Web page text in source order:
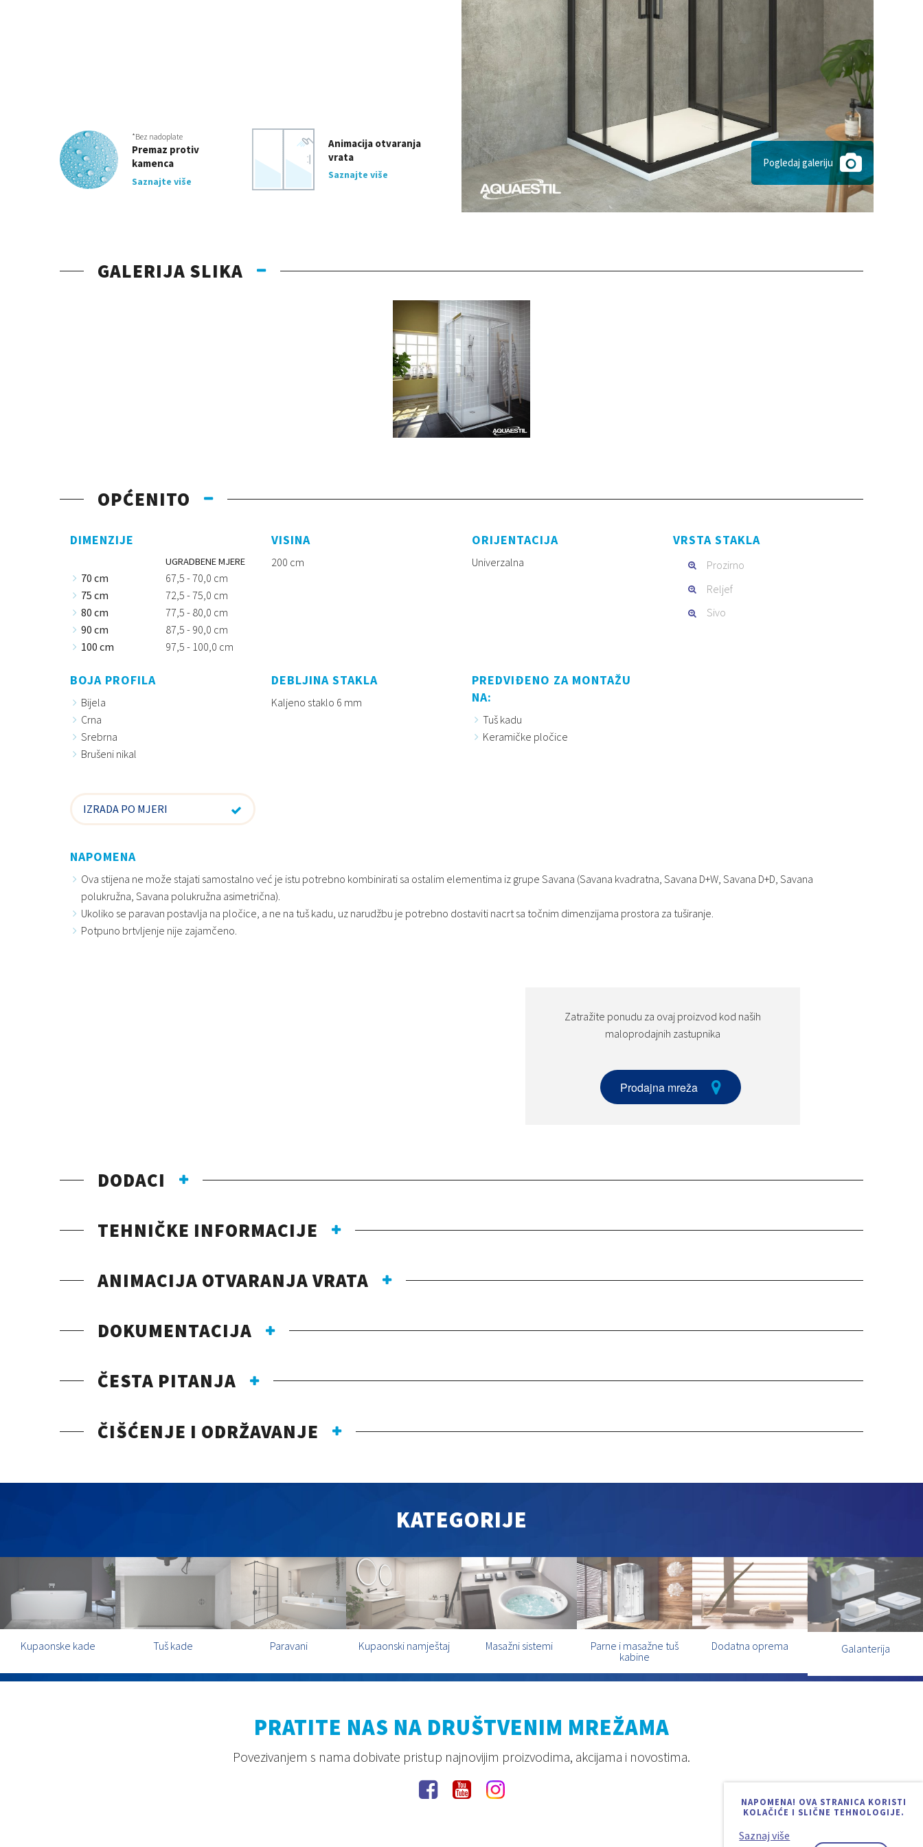
*Bez nadoplate
Premaz protiv
kamenca
Saznajte više
Animacija otvaranja
vrata
Saznajte više
Pogledaj galeriju
GALERIJA SLIKA
OPĆENITO
DIMENZIJE
UGRADBENE MJERE
70 cm
67,5 - 70,0 cm
75 cm
72,5 - 75,0 cm
80 cm
77,5 - 80,0 cm
90 cm
87,5 - 90,0 cm
100 cm
97,5 - 100,0 cm
VISINA
200 cm
ORIJENTACIJA
Univerzalna
VRSTA STAKLA
Prozirno
Reljef
Sivo
BOJA PROFILA
Bijela
Crna
Srebrna
Brušeni nikal
DEBLJINA STAKLA
Kaljeno staklo 6 mm
PREDVIĐENO ZA MONTAŽU
NA:
Tuš kadu
Keramičke pločice
IZRADA PO MJERI
NAPOMENA
Ova stijena ne može stajati samostalno već je istu potrebno kombinirati sa ostalim elementima iz grupe Savana (Savana kvadratna, Savana D+W, Savana D+D, Savana
polukružna, Savana polukružna asimetrična).
Ukoliko se paravan postavlja na pločice, a ne na tuš kadu, uz narudžbu je potrebno dostaviti nacrt sa točnim dimenzijama prostora za tuširanje.
Potpuno brtvljenje nije zajamčeno.
Zatražite ponudu za ovaj proizvod kod naših
maloprodajnih zastupnika
Prodajna mreža
DODACI
TEHNIČKE INFORMACIJE
ANIMACIJA OTVARANJA VRATA
DOKUMENTACIJA
ČESTA PITANJA
ČIŠĆENJE I ODRŽAVANJE
KATEGORIJE
Kupaonske kade Tuš kade Paravani Kupaonski namještaj Masažni sistemi
Parne i masažne tuš
kabine
Dodatna oprema Galanterija
NAPOMENA! OVA STRANICA KORISTI
KOLAČIĆE I SLIČNE TEHNOLOGIJE.
Saznaj više
PRATITE NAS NA DRUŠTVENIM MREŽAMA
Povezivanjem s nama dobivate pristup najnovijim proizvodima, akcijama i novostima.